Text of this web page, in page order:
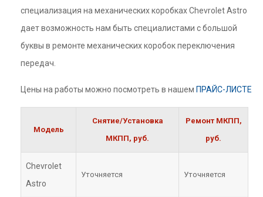
специализация на механических коробках Chevrolet Astro
дает возможность нам быть специалистами с большой
буквы в ремонте механических коробок переключения
передач.
Цены на работы можно посмотреть в нашем ПРАЙС-ЛИСТЕ
Модель
Снятие/Установка
МКПП, руб.
Ремонт МКПП,
руб.
Chevrolet
Astro
Уточняется Уточняется